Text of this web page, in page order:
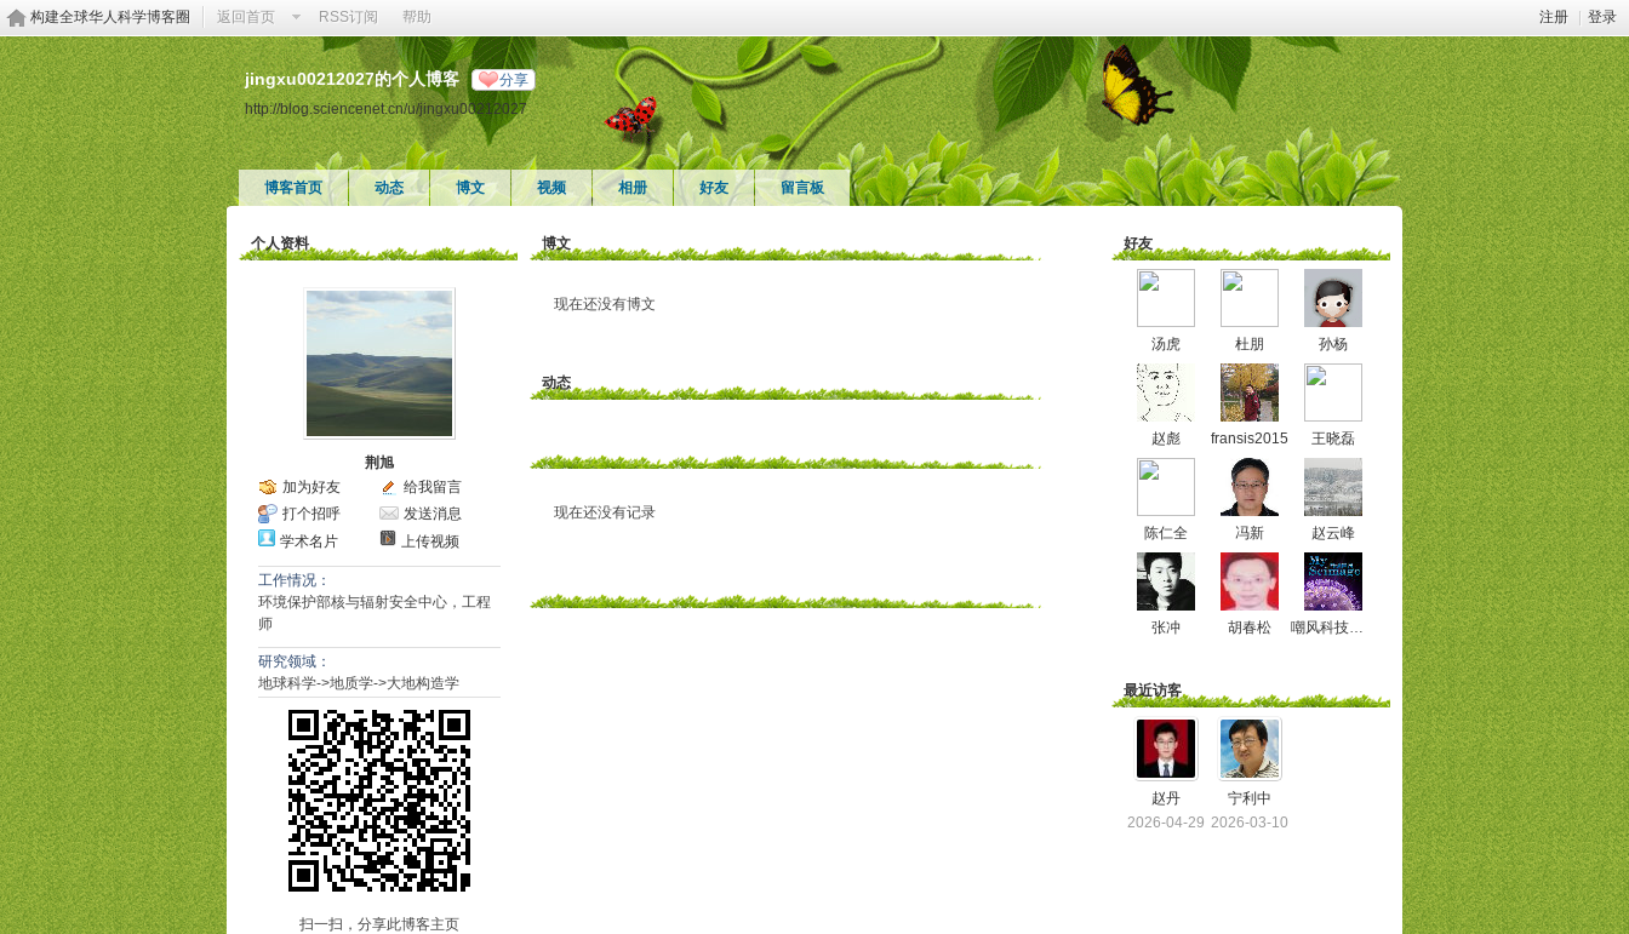
注册 登录
构建全球华人科学博客圈 返回首页 RSS订阅 帮助
jingxu00212027的个人博客 分享
http://blog.sciencenet.cn/u/jingxu00212027
博客首页 动态 博文 视频 相册 好友 留言板
个人资料
荆旭
加为好友
给我留言
打个招呼
发送消息
学术名片
上传视频
工作情况：
环境保护部核与辐射安全中心，工程
师
研究领域：
地球科学->地质学->大地构造学
扫一扫，分享此博客主页
博文
现在还没有博文
动态
现在还没有记录
好友
汤虎 杜朋 孙杨
赵彪 fransis2015 王晓磊
陈仁全 冯新 赵云峰
张冲 胡春松 嘲风科技动漫
最近访客
赵丹
2026-04-29
宁利中
2026-03-10